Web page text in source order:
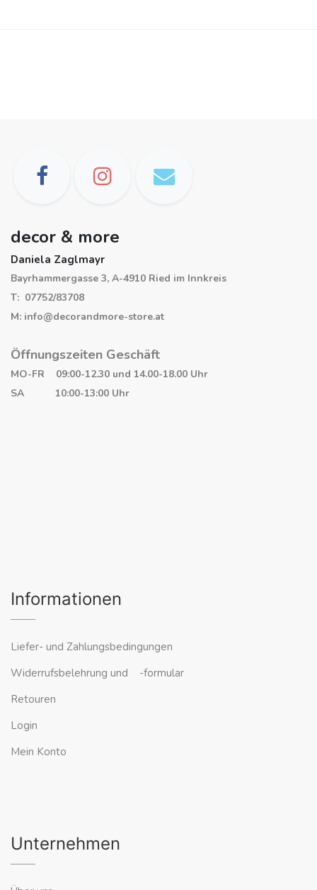
decor & more
Daniela Zaglmayr
Bayrhammergasse 3, A-4910 Ried im Innkreis
T: 07752/83708
M: info@decorandmore-store.at
Öffnungszeiten Geschäft
MO-FR 09:00-12.30 und 14.00-18.00 Uhr
SA 10:00-13:00 Uhr
Informationen
Liefer- und Zahlungsbedingungen
Widerrufsbelehrung und -formular
Retouren
Login
Mein Konto
Unternehmen